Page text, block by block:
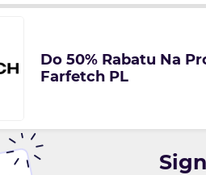
Do 50% Rabatu Na
Farfetch PL